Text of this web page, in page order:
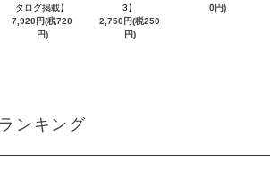
タログ掲載】
7,920円(税720
円)
3】
2,750円(税250
円)
0円)
ランキング